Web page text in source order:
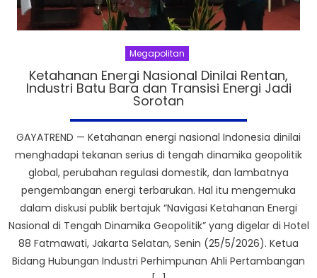
Megapolitan
Ketahanan Energi Nasional Dinilai Rentan,
Industri Batu Bara dan Transisi Energi Jadi
Sorotan
GAYATREND — Ketahanan energi nasional Indonesia dinilai
menghadapi tekanan serius di tengah dinamika geopolitik
global, perubahan regulasi domestik, dan lambatnya
pengembangan energi terbarukan. Hal itu mengemuka
dalam diskusi publik bertajuk “Navigasi Ketahanan Energi
Nasional di Tengah Dinamika Geopolitik” yang digelar di Hotel
88 Fatmawati, Jakarta Selatan, Senin (25/5/2026). Ketua
Bidang Hubungan Industri Perhimpunan Ahli Pertambangan